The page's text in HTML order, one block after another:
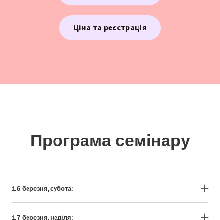
Ціна та реєстрація
Програма семінару
16 березня, субота:
17 березня, неділя: